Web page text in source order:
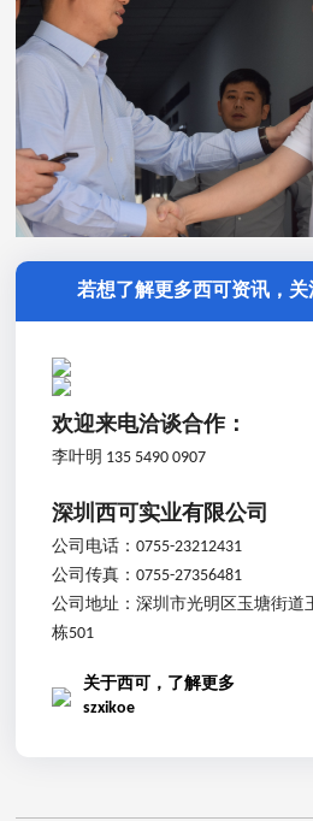
若想了解更多西可资讯，关
欢迎来电洽谈合作：
李叶明 135 5490 0907
深圳西可实业有限公司
公司电话：0755-23212431
公司传真：0755-27356481
公司地址：深圳市光明区玉塘街道
栋501
关于西可，了解更多
szxikoe